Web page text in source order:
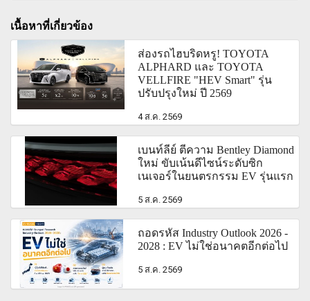
เนื้อหาที่เกี่ยวข้อง
ส่องรถไฮบริดหรู! TOYOTA
ALPHARD และ TOYOTA
VELLFIRE "HEV Smart" รุ่น
ปรับปรุงใหม่ ปี 2569
4 ส.ค. 2569
เบนท์ลีย์ ตีความ Bentley Diamond
ใหม่ ขับเน้นดีไซน์ระดับซิก
เนเจอร์ในยนตรกรรม EV รุ่นแรก
5 ส.ค. 2569
ถอดรหัส Industry Outlook 2026 -
2028 : EV ไม่ใช่อนาคตอีกต่อไป
5 ส.ค. 2569